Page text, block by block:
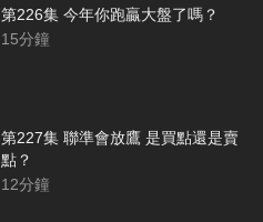
第226集 今年你跑贏大盤了嗎？
15分鐘
第227集 聯準會放鷹 是買點還是賣
點？
12分鐘